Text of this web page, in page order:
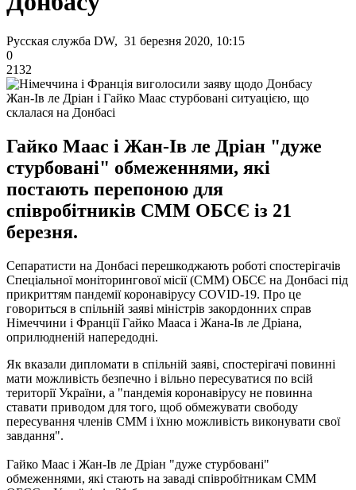
Русская служба DW, 31 березня 2020, 10:15
0
2132
Жан-Ів ле Дріан і Гайко Маас стурбовані ситуацією, що
склалася на Донбасі
Гайко Маас і Жан-Ів ле Дріан "дуже
стурбовані" обмеженнями, які
постають перепоною для
співробітників СММ ОБСЄ із 21
березня.
Сепаратисти на Донбасі перешкоджають роботі спостерігачів
Спеціальної моніторингової місії (СММ) ОБСЄ на Донбасі під
прикриттям пандемії коронавірусу COVID-19. Про це
говориться в спільній заяві міністрів закордонних справ
Німеччини і Франції Гайко Мааса і Жана-Ів ле Дріана,
оприлюдненій напередодні.
Як вказали дипломати в спільній заяві, спостерігачі повинні
мати можливість безпечно і вільно пересуватися по всій
території України, а "пандемія коронавірусу не повинна
ставати приводом для того, щоб обмежувати свободу
пересування членів СММ і їхню можливість виконувати свої
завдання".
Гайко Маас і Жан-Ів ле Дріан "дуже стурбовані"
обмеженнями, які стають на заваді співробітникам СММ